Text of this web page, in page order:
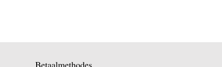
Betaalmethodes